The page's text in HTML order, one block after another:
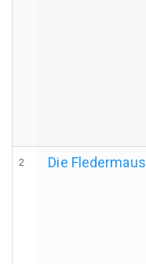
2 Die Fledermaus